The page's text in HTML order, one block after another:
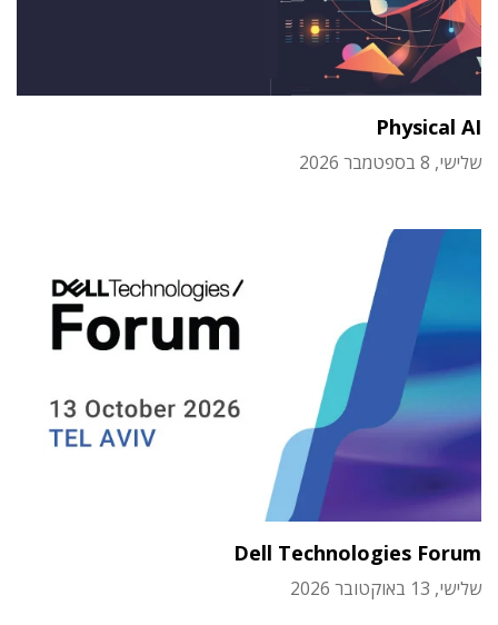
Physical AI
שלישי, 8 בספטמבר 2026
Dell Technologies Forum
שלישי, 13 באוקטובר 2026